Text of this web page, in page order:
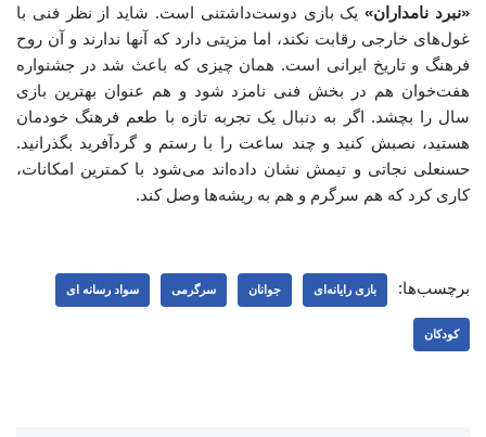
«نبرد نامداران»یک بازی دوست‌داشتنی است. شاید از نظر فنی با
غول‌های خارجی رقابت نکند، اما مزیتی دارد که آنها ندارند و آن روح
فرهنگ و تاریخ ایرانی است. همان چیزی که باعث شد در جشنواره
هفت‌خوان هم در بخش فنی نامزد شود و هم عنوان بهترین بازی
سال را بچشد. اگر به دنبال یک تجربه تازه با طعم فرهنگ خودمان
هستید، نصبش کنید و چند ساعت را با رستم و گردآفرید بگذرانید.
حسنعلی نجاتی و تیمش نشان داده‌اند می‌شود با کمترین امکانات،
کاری کرد که هم سرگرم و هم به ریشه‌ها وصل کند.
برچسب‌ها: بازی رایانه‌ای جوانان سرگرمی سواد رسانه ای
کودکان